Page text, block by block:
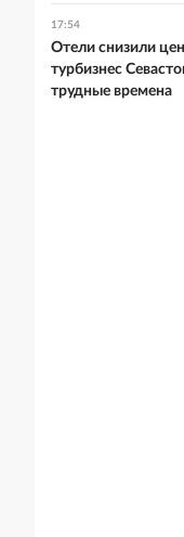
17:54
Отели снизили
турбизнес
трудные времена